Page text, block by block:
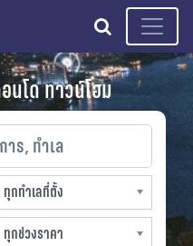
search
โด ทาวน์โฮม
ทำเล
ทุกทำเลที่ตั้ง
ทุกช่วงราคา